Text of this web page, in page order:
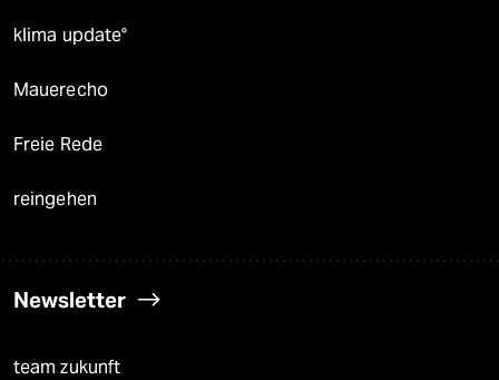
klima update°
Mauerecho
Freie Rede
reingehen
Newsletter
team zukunft